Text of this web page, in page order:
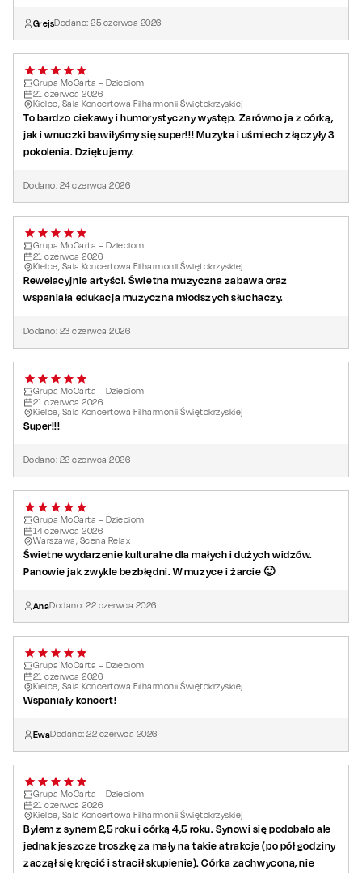
GrejsDodano:25 czerwca 2026
Grupa MoCarta – Dzieciom
21 czerwca 2026
Kielce, Sala Koncertowa Filharmonii Świętokrzyskiej
To bardzo ciekawy i humorystyczny występ. Zarówno ja z córką,
jak i wnuczki bawiłyśmy się super!!! Muzyka i uśmiech złączyły 3
pokolenia. Dziękujemy.
Dodano: 24czerwca 2026
Grupa MoCarta – Dzieciom
21 czerwca 2026
Kielce, Sala Koncertowa Filharmonii Świętokrzyskiej
Rewelacyjnie artyści. Świetna muzyczna zabawa oraz
wspaniała edukacja muzyczna młodszych słuchaczy.
Dodano: 23 czerwca 2026
Grupa MoCarta – Dzieciom
21 czerwca 2026
Kielce, Sala Koncertowa Filharmonii Świętokrzyskiej
Super!!!
Dodano: 22 czerwca 2026
Grupa MoCarta – Dzieciom
14czerwca 2026
Warszawa, Scena Relax
Świetne wydarzenie kulturalne dla małych i dużych widzów.
Panowie jak zwykle bezbłędni. W muzyce i żarcie 🙂
AnaDodano:22 czerwca 2026
Grupa MoCarta – Dzieciom
21 czerwca 2026
Kielce, Sala Koncertowa Filharmonii Świętokrzyskiej
Wspaniały koncert!
EwaDodano:22 czerwca 2026
Grupa MoCarta – Dzieciom
21 czerwca 2026
Kielce, Sala Koncertowa Filharmonii Świętokrzyskiej
Byłem z synem 2,5 roku i córką 4,5 roku. Synowi się podobało ale
jednak jeszcze troszkę za mały na takie atrakcje (po pół godziny
zaczął się kręcić i stracił skupienie). Córka zachwycona, nie